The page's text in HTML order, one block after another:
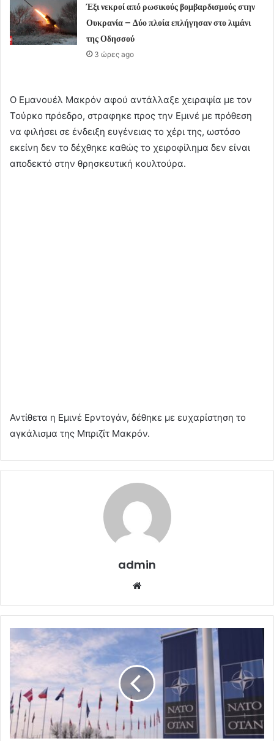
Έξι νεκροί από ρωσικούς βομβαρδισμούς στην
Ουκρανία – Δύο πλοία επλήγησαν στο λιμάνι
της Οδησσού
3 ώρες ago
Ο Εμανουέλ Μακρόν αφού αντάλλαξε χειραψία με τον
Τούρκο πρόεδρο, στραφηκε προς την Εμινέ με πρόθεση
να φιλήσει σε ένδειξη ευγένειας το χέρι της, ωστόσο
εκείνη δεν το δέχθηκε καθώς το χειροφίλημα δεν είναι
αποδεκτό στην θρησκευτική κουλτούρα.
Αντίθετα η Εμινέ Ερντογάν, δέθηκε με ευχαρίστηση το
αγκάλισμα της Μπριζίτ Μακρόν.
admin